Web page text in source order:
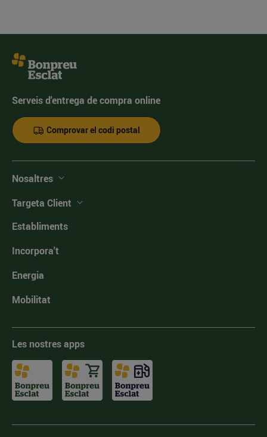
Serveis d'entrega de compra online
Comprovar el codi postal
Nosaltres
Targeta Client
Establiments
Incorpora't
Energia
Mobilitat
Les nostres apps